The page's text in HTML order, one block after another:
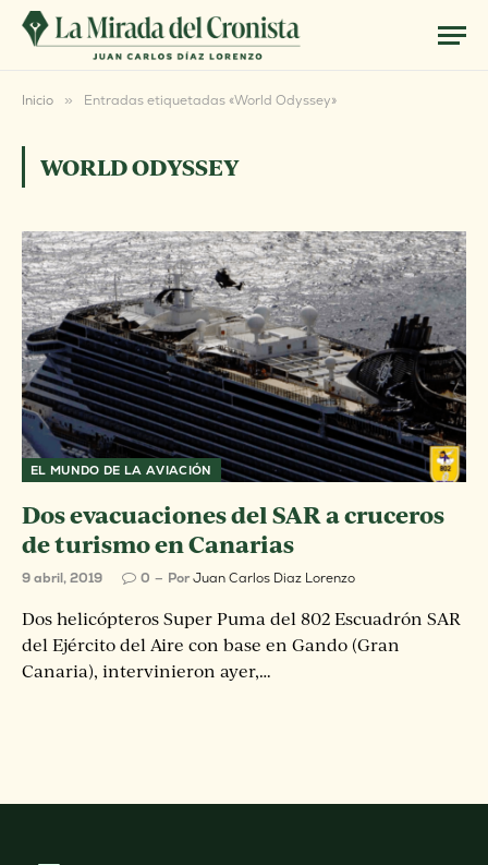
Inicio » Entradas etiquetadas «World Odyssey»
WORLD ODYSSEY
EL MUNDO DE LA AVIACIÓN
Dos evacuaciones del SAR a cruceros
de turismo en Canarias
9 abril, 2019 0 PorJuan Carlos Diaz Lorenzo
Dos helicópteros Super Puma del 802 Escuadrón SAR
del Ejército del Aire con base en Gando (Gran
Canaria), intervinieron ayer,…